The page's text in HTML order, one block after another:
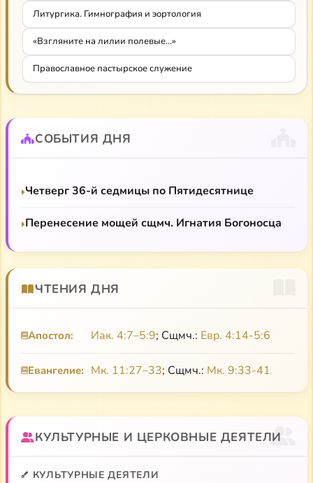
Литургика. Гимнография и эортология
«Взгляните на лилии полевые…»
Православное пастырское служение
СОБЫТИЯ ДНЯ
Четверг 36-й седмицы по Пятидесятнице
Перенесение мощей сщмч. Игнатия Богоносца
ЧТЕНИЯ ДНЯ
Апостол: Иак. 4:7–5:9; Сщмч.: Евр. 4:14-5:6
Евангелие: Мк. 11:27–33; Сщмч.: Мк. 9:33-41
КУЛЬТУРНЫЕ И ЦЕРКОВНЫЕ ДЕЯТЕЛИ
КУЛЬТУРНЫЕ ДЕЯТЕЛИ